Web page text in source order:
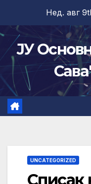
content
Нед. авг
ЈУ
UNCATEGORIZED
Списак